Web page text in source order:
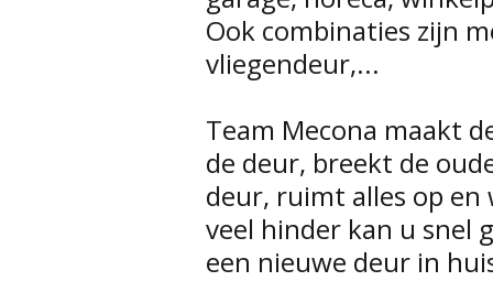
Ook combinaties zijn
vliegendeur,...
Team Mecona maakt
de deur, breekt de
deur, ruimt alles op
veel hinder kan u snel
een nieuwe deur in